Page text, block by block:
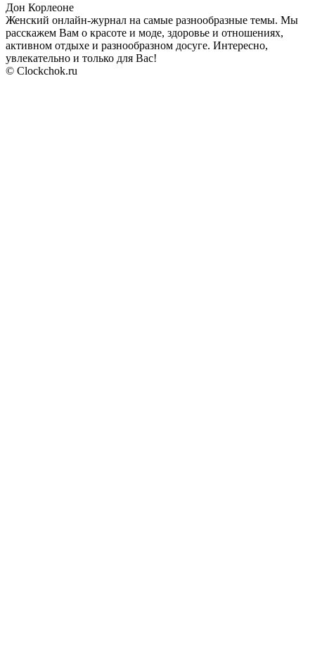
Дон Корлеоне
Женский онлайн-журнал на самые разнообразные темы. Мы
расскажем Вам о красоте и моде, здоровье и отношениях,
активном отдыхе и разнообразном досуге. Интересно,
увлекательно и только для Вас!
© Clockchok.ru